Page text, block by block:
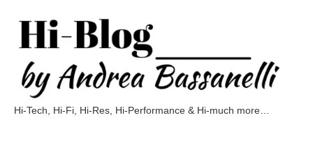
contenuto
Hi-Tech, Hi-Fi, Hi-Res, Hi-Performance & Hi-much more…